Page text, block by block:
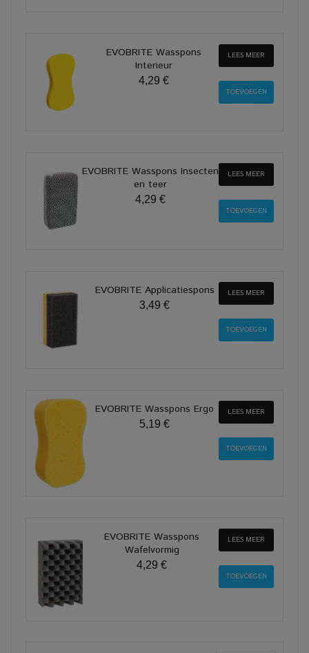
EVOBRITE Wasspons
Interieur
4,29 €
LEES MEER
EVOBRITE Wasspons Insecten
en teer
4,29 €
LEES MEER
EVOBRITE Applicatiespons
3,49 €
LEES MEER
EVOBRITE Wasspons Ergo
5,19 €
LEES MEER
EVOBRITE Wasspons
Wafelvormig
4,29 €
LEES MEER